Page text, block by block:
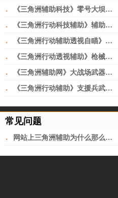
· 《三角洲辅助科技》零号大坝地图高清图片一览
· 《三角洲行动科技辅助》辅助瞄准开启方法
· 《三角洲行动辅助透视自瞄》开荒武器选择推荐
· 《三角洲行动透视辅助》枪械强度排行榜一览
· 《三角洲辅助网》大战场武器推荐最新
· 《三角洲行动辅助》支援兵武器推荐
常见问题
· 网站上三角洲辅助为什么那么少？